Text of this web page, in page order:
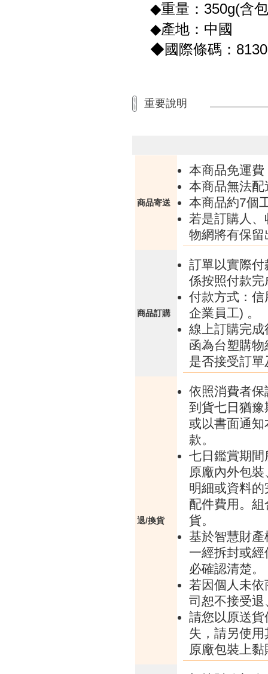
◆重量：350g(含
◆產地：中國
◆國際條碼：
重要說明
商品寄送
本商品免運
本商品無法配
本商品約7個
若是訂購人
物網將有保
商品訂購
訂單以實際
係按照付款
付款方式：
企業員工) 。
線上訂購完
函為台塑購
是否接受訂
退/換貨
依照消費者
到貨七日猶
或以書面通
款。
七日鑑賞期
原廠內外包
明細或資料
配件費用。
貨。
基於智慧財
一經拆封或
必確認清楚。
若因個人未
司恕不接受
請您以原送
失，請另使
原廠包裝上